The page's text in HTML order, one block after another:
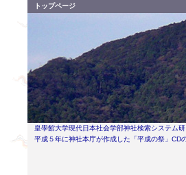
トップページ
皇學館大学現代日本社会学部神社検索システム
平成５年に神社本庁が作成した「平成の祭」CD